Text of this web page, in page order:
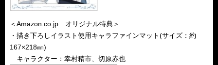
＜Amazon.co.jp オリジナル特典＞
・描き下ろしイラスト使用キャラファインマット(サイズ：約
167×218㎜)
キャラクター：幸村精市、切原赤也